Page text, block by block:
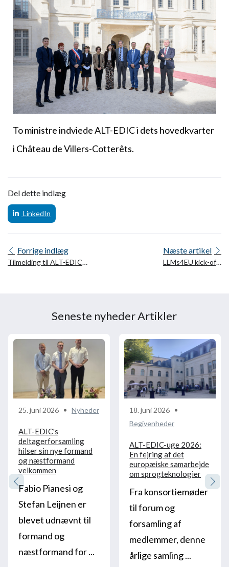
To ministre indviede ALT-EDIC i dets hovedkvarter
i Château de Villers-Cotterêts.
Del dette indlæg
LinkedIn
Forrige indlæg
Tilmelding til ALT-EDIC
Næste artikel
LLMs4EU kick-off-
Seneste nyheder Artikler
25. juni 2026 Nyheder
ALT-EDIC's
deltagerforsamling
hilser sin nye formand
og næstformand
velkommen
Fabio Pianesi og
Stefan Leijnen er
blevet udnævnt til
formand og
næstformand for ...
18. juni 2026
Begivenheder
ALT-EDIC-uge 2026:
En fejring af det
europæiske samarbejde
om sprogteknologier
Fra konsortiemøder
til forum og
forsamling af
medlemmer, denne
årlige samling ...